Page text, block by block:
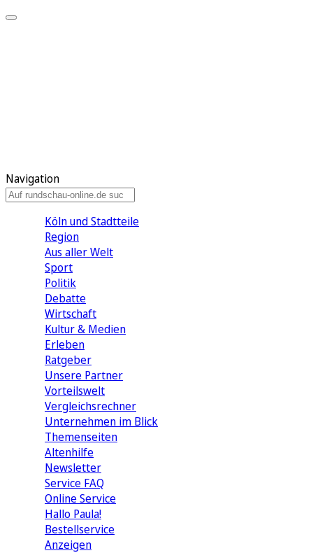
Navigation
Köln und Stadtteile
Region
Aus aller Welt
Sport
Politik
Debatte
Wirtschaft
Kultur & Medien
Erleben
Ratgeber
Unsere Partner
Vorteilswelt
Vergleichsrechner
Unternehmen im Blick
Themenseiten
Altenhilfe
Newsletter
Service FAQ
Online Service
Hallo Paula!
Bestellservice
Anzeigen